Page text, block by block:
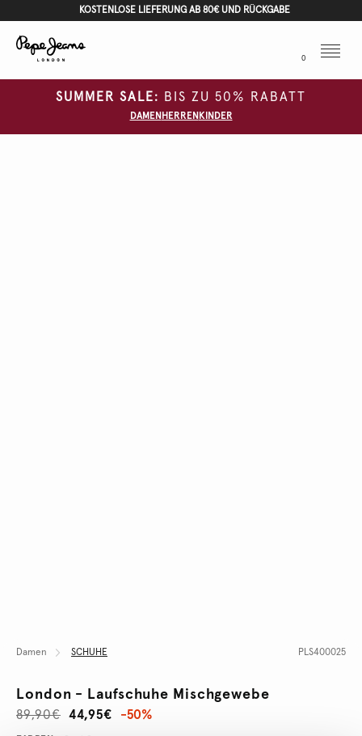
KOSTENLOSE LIEFERUNG AB 80€ UND RÜCKGABE
0
Menu
SUMMER SALE: BIS ZU 50% RABATT
DAMEN HERREN KINDER
Damen SCHUHE PLS400025
London - Laufschuhe Mischgewebe
44,95€
89,90€ -50%